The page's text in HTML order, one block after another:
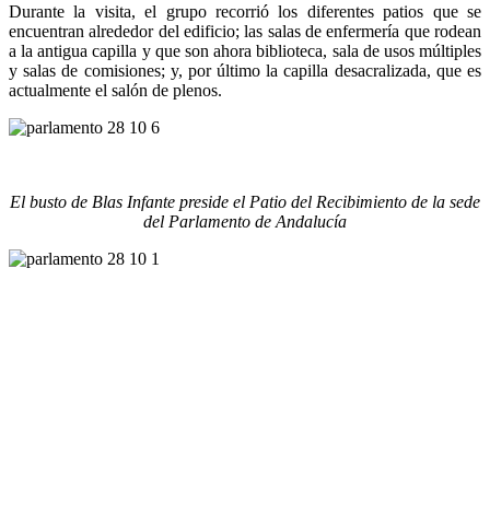
Durante la visita, el grupo recorrió los diferentes patios que se
encuentran alrededor del edificio; las salas de enfermería que rodean
a la antigua capilla y que son ahora biblioteca, sala de usos múltiples
y salas de comisiones; y, por último la capilla desacralizada, que es
actualmente el salón de plenos.
El busto de Blas Infante preside el Patio del Recibimiento de la sede
del Parlamento de Andalucía